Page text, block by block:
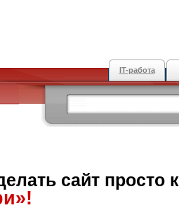
IT-работа
сайт просто